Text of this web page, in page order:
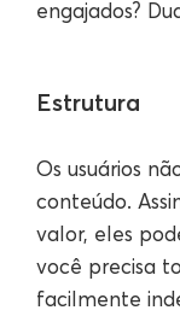
engajados?
Estrutura
Os usuários
conteúdo.
valor, eles
você precisa
facilmente